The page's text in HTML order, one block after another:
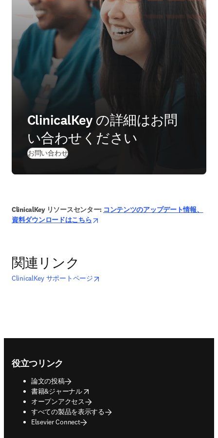
ClinicalKey の詳細はお問
い合わせください
お問い合わせ
ClinicalKey リソースセンター: コンテンツのアップデート情報、
資料ダウンロードはこちら
関連リンク
ClinicalKey サポートページ新しいタブ／ウィンドウで開く
opens in new tab/window
役立つリンク
論文の投稿
書籍&ジャーナル
opens in new tab/window
オープンアクセス
すべての製品を表示する
Elsevier Connect